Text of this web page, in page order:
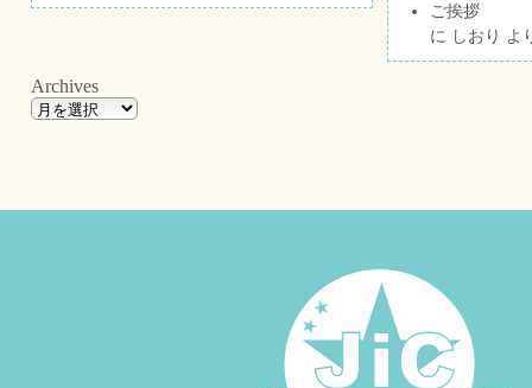
ご挨拶
に しおり よ
Archives